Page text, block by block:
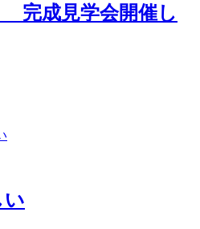
完成見学会開催し